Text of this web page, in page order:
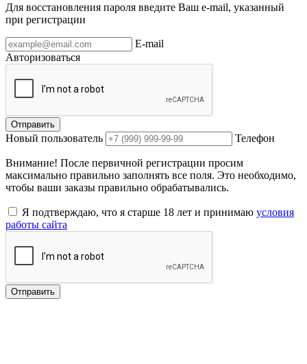
Для восстановления пароля введите Ваш e-mail, указанный
при регистрации
E-mail
Авторизоваться
Отправить
Новый пользователь Телефон
Внимание! После первичной регистрации просим
максимально правильно заполнять все поля. Это необходимо,
чтобы ваши заказы правильно обрабатывались.
Я подтверждаю, что я старше 18 лет и принимаю условия
работы сайта
Отправить